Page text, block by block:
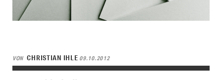
VON CHRISTIAN IHLE 09.10.2012